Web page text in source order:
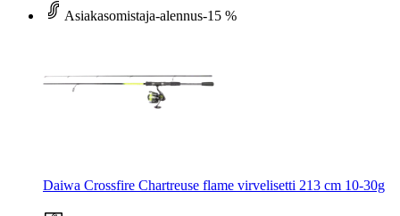
Asiakasomistaja-alennus-15 %
Daiwa Crossfire Chartreuse flame virvelisetti 213 cm 10-30g